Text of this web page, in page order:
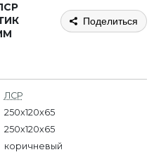
Поделиться
ЛСР
250x120x65
250х120х65
коричневый